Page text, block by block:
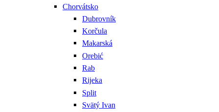
Chorvátsko
Dubrovník
Korčula
Makarská
Orebić
Rab
Rijeka
Split
Svätý Ivan